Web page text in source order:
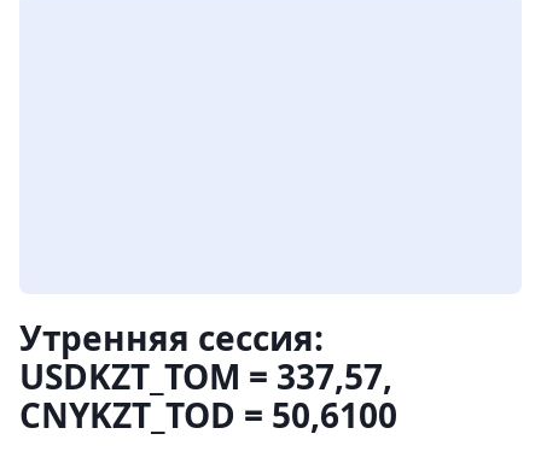
Утренняя сессия:
USDKZT_TOM = 337,57,
CNYKZT_TOD = 50,6100